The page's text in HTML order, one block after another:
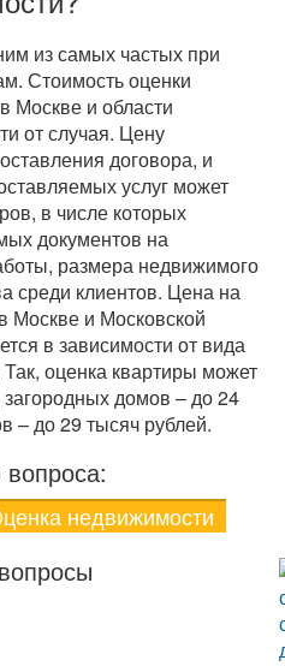
из самых частых при
Стоимость оценки
Москве и области
от случая. Цену
договора, и
услуг может
в числе которых
документов на
размера недвижимого
среди клиентов. Цена на
Москве и Московской
в зависимости от вида
оценка квартиры может
домов – до 24
– до 29 тысяч рублей.
недвижимости